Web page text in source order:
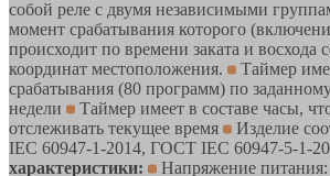
собой реле с двумя независимыми
момент срабатывания которого
происходит по времени заката и восхода
координат местоположения.
Таймер
срабатывания (80 программ) по
недели
Таймер имеет в составе часы,
отслеживать текущее время
Изделие
IEC 60947-1-2014, ГОСТ IEC 60947-5-1-
характеристики:
Напряжение